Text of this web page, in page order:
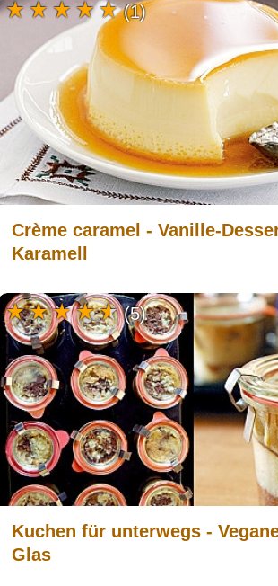
Crème caramel - Vanille-
Karamell
(1)
Kuchen für unterwegs -
Glas
(5)